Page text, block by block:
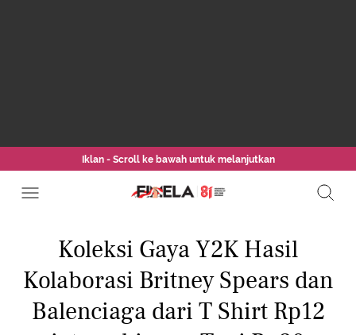
Iklan - Scroll ke bawah untuk melanjutkan
Koleksi Gaya Y2K Hasil
Kolaborasi Britney Spears dan
Balenciaga dari T Shirt Rp12